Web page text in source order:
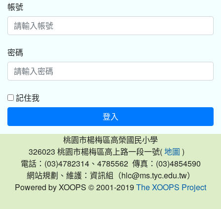
帳號
密碼
記住我
登入
桃園市楊梅區高榮國民小學
326023 桃園市楊梅區高上路一段一號( 地圖 )
電話：(03)4782314、4785562 傳真：(03)4854590
網站規劃、維護：資訊組（hlc@ms.tyc.edu.tw）
Powered by XOOPS © 2001-2019 The XOOPS Project